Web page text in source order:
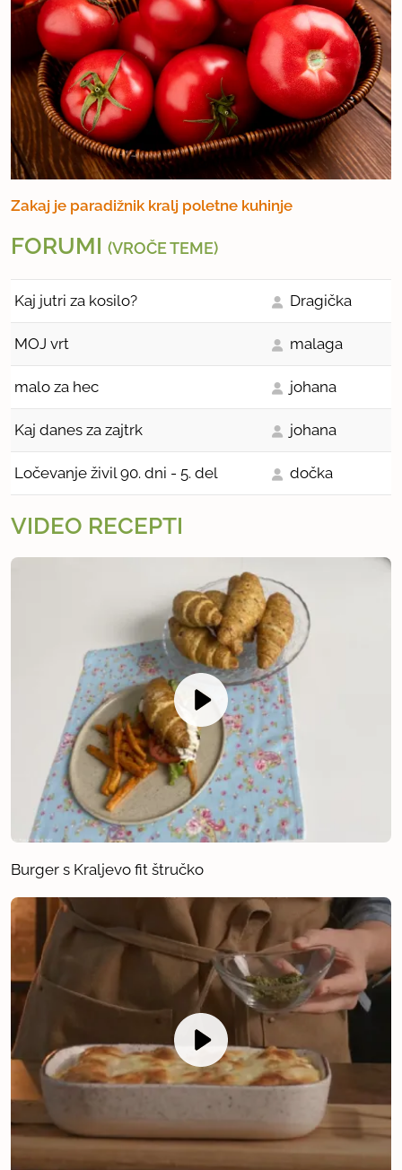
Zakaj je paradižnik kralj poletne kuhinje
FORUMI (VROČE TEME)
Kaj jutri za kosilo? Dragička
MOJ vrt malaga
malo za hec johana
Kaj danes za zajtrk johana
Ločevanje živil 90. dni - 5. del dočka
VIDEO RECEPTI
Burger s Kraljevo fit štručko